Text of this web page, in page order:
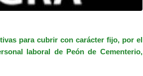
para cubrir con carácter fijo, por el
laboral de Peón de Cementerio,